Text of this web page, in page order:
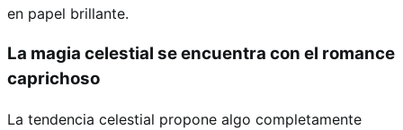
en papel brillante.
La magia celestial se encuentra con el romance
caprichoso
La tendencia celestial propone algo completamente